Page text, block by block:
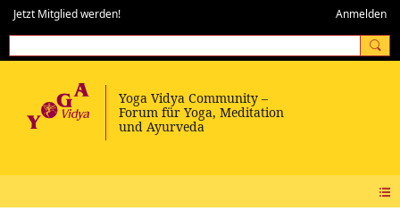
Jetzt Mitglied werden! Anmelden